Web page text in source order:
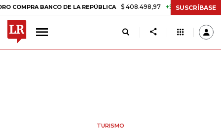
BANCO DE LA REPÚBLICA $ 408.498,97 +$ 8.753,81 +2,19%
SUSCRÍBASE
TURISMO